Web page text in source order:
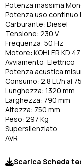
Potenza massima
Potenza uso continuo
Carburante: Diesel
Tensione: 230 V
Frequenza: 50 Hz
Motore: KOHLER KD
Avviamento: Elettrico
Potenza acustica
Consumo: 2.8 Lt/h al
Lunghezza: 1320 mm
Larghezza: 790 mm
Altezza: 750 mm
Peso: 297 Kg
Supersilenziato
AVR
Scarica Scheda